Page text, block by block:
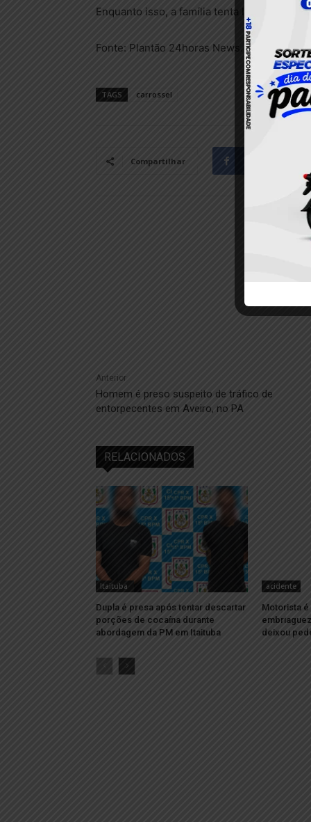
Enquanto isso, a família tenta localizar o
Fonte: Plantão 24horas News.
TAGS carrossel
Compartilhar
Anterior
Homem é preso suspeito de tráfico de
entorpecentes em Aveiro, no PA
RELACIONADOS
Itaituba
Dupla é presa após tentar descartar
porções de cocaína durante
abordagem da PM em Itaituba
acidente
Motorista
deixou